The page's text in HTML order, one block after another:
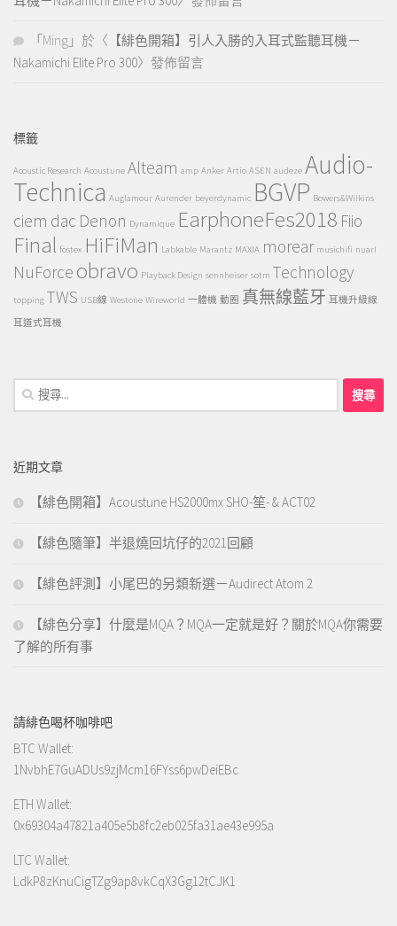
「 Ming 」於〈 【緋色開箱】引人入勝的入耳式監聽耳機－
Nakamichi Elite Pro 300〉發佈留言
標籤
Acoustic Research Acoustune Alteam amp Anker Artio ASEN audeze Audio-
Technica Auglamour Aurender beyerdynamic BGVP Bowers&Wilkins
ciem dac Denon Dynamique EarphoneFes2018 Fiio
Final fostex HiFiMan Labkable Marantz MAXIA morear musichifi nuarl
NuForce obravo Playback Design sennheiser sotm Technology
topping TWS USB線 Westone Wireworld 一體機 動圈 真無線藍牙 耳機升級線
耳道式耳機
搜
尋
字:
近期文章
【緋色開箱】Acoustune HS2000mx SHO-笙- & ACT02
【緋色隨筆】半退燒回坑仔的2021回顧
【緋色評測】小尾巴的另類新選－Audirect Atom 2
【緋色分享】什麼是MQA？MQA一定就是好？關於MQA你需要
了解的所有事
請緋色喝杯咖啡吧
BTC Wallet:
1NvbhE7GuADUs9zjMcm16FYss6pwDeiEBc
ETH Wallet:
0x69304a47821a405e5b8fc2eb025fa31ae43e995a
LTC Wallet:
LdkP8zKnuCigTZg9ap8vkCqX3Gg12tCJK1